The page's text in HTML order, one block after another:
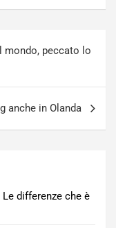
mondo, peccato lo
anche in Olanda
differenze che è